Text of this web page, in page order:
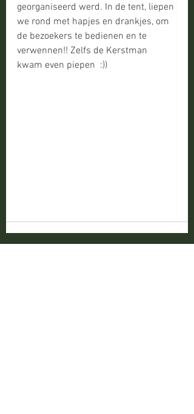
georganiseerd werd. In de tent, liepen
we rond met hapjes en drankjes, om
de bezoekers te bedienen en te
verwennen!! Zelfs de Kerstman
kwam even piepen  :))